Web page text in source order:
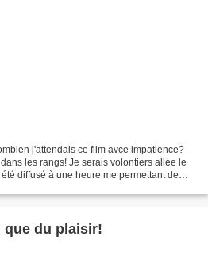
j'attendais ce film avce impatience?
les rangs! Je serais volontiers allée le
diffusé à une heure me permettant de
que du plaisir!